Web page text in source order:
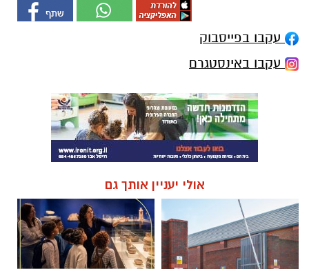
עקבו בפייסבוק
עקבו באינסטגרם
אולי יעניין אותך גם